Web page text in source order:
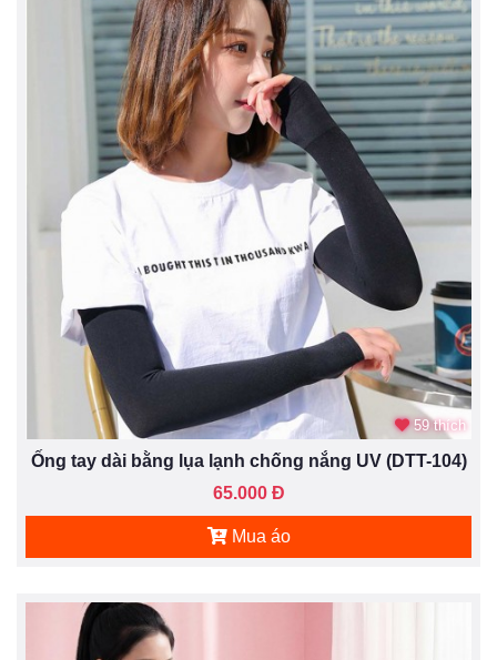
59 thích
Ống tay dài bằng lụa lạnh chống nắng UV (DTT-104)
65.000 Đ
Mua áo